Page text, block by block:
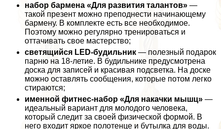
набор бармена «Для развития талантов» —
такой презент можно преподнести начинающему
бармену. В комплекте есть все необходимое.
Поэтому можно регулярно тренироваться и
оттачивать свое мастерство;
светящийся LED-будильник — полезный подарок
парню на 18-летие. В будильнике предусмотрена
доска для записей и красивая подсветка. На доске
можно оставлять сообщения, которые потом легко
стираются;
именной фитнес-набор «Для накачки мышц» —
идеальный вариант для молодого человека,
который следит за своей физической формой. В
него входит яркое полотенце и бутылка для воды.